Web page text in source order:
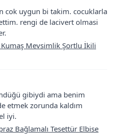
cok uygun bi takim. cocuklarla
rengi de lacivert olmasi
Mevsimlik Şortlu İkili
gibiydi ama benim
etmek zorunda kaldım
iyi.
Bağlamalı Tesettür Elbise